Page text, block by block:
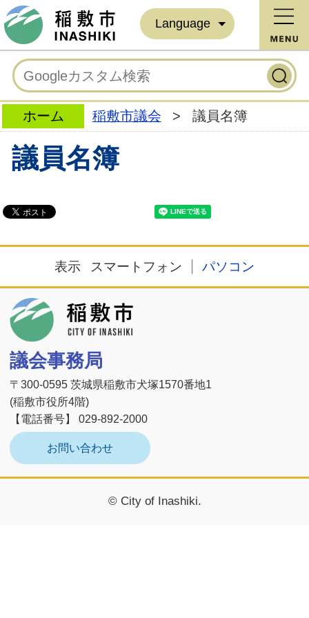
Language
ホーム 稲敷市議会 > 議員名簿
議員名簿
表示 スマートフォン パソコン
議会事務局
〒300-0595 茨城県稲敷市犬塚1570番地1
(稲敷市役所4階)
【電話番号】 029-892-2000
お問い合わせ
© City of Inashiki.